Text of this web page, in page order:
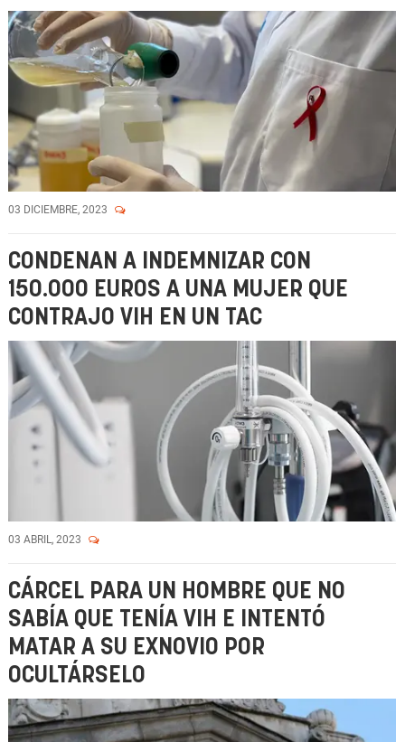
03 DICIEMBRE, 2023
CONDENAN A INDEMNIZAR CON
150.000 EUROS A UNA MUJER QUE
CONTRAJO VIH EN UN TAC
03 ABRIL, 2023
CÁRCEL PARA UN HOMBRE QUE NO
SABÍA QUE TENÍA VIH E INTENTÓ
MATAR A SU EXNOVIO POR
OCULTÁRSELO